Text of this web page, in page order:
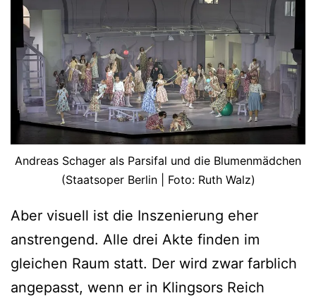
Andreas Schager als Parsifal und die Blumenmädchen
(Staatsoper Berlin | Foto: Ruth Walz)
Aber visuell ist die Inszenierung eher
anstrengend. Alle drei Akte finden im
gleichen Raum statt. Der wird zwar farblich
angepasst, wenn er in Klingsors Reich